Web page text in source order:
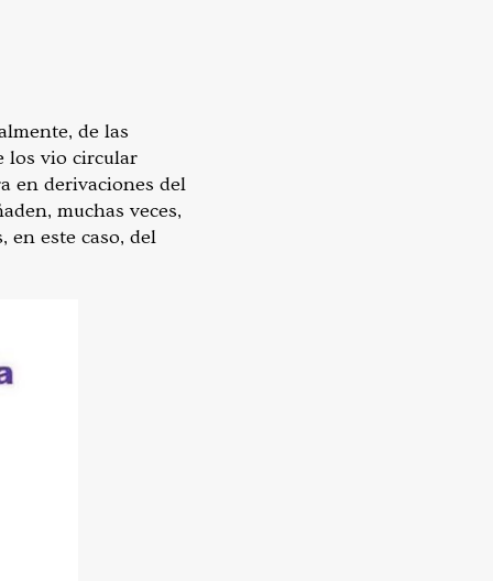
de las
los vio circular
en derivaciones del
muchas veces,
en este caso, del